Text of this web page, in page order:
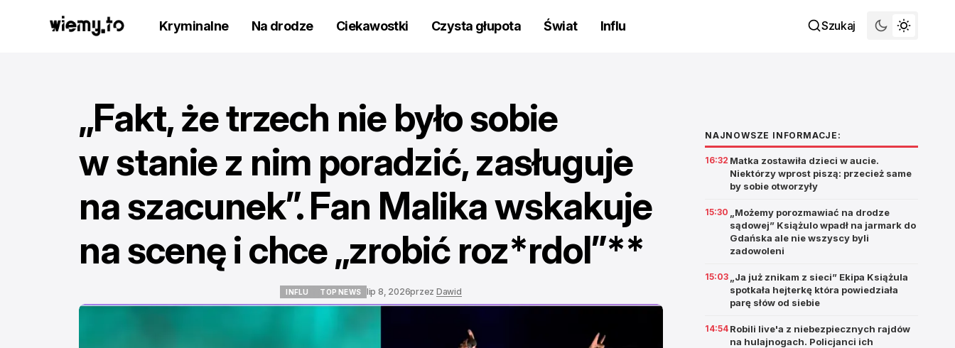
Kryminalne Na drodze Ciekawostki Czysta głupota Świat Influ Szukaj
„Fakt, że trzech nie było sobie
w stanie z nim poradzić, zasługuje
na szacunek”. Fan Malika wskakuje
na scenę i chce „zrobić roz*rdol”**
INFLU TOP NEWS lip 8, 2026przez Dawid
NAJNOWSZE INFORMACJE:
16:32 Matka zostawiła dzieci w aucie.
Niektórzy wprost piszą: przecież same
by sobie otworzyły
15:30
„Możemy porozmawiać na drodze
sądowej” Książulo wpadł na jarmark do
Gdańska ale nie wszyscy byli
zadowoleni
15:03
„Ja już znikam z sieci” Ekipa Książula
spotkała hejterkę która powiedziała
parę słów od siebie
14:54 Robili live'a z niebezpiecznych rajdów
na hulajnogach. Policjanci ich